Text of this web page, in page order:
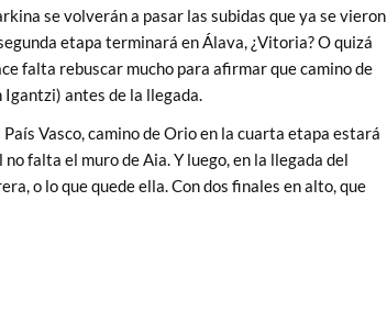
se volverán a pasar las subidas que ya se vieron
etapa terminará en Álava, ¿Vitoria? O quizá
falta rebuscar mucho para afirmar que camino de
antes de la llegada.
Vasco, camino de Orio en la cuarta etapa estará
falta el muro de Aia. Y luego, en la llegada del
o lo que quede ella. Con dos finales en alto, que